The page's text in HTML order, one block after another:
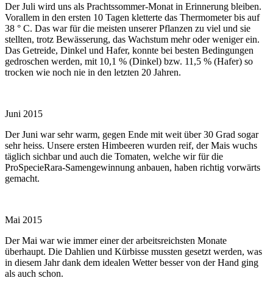
Der Juli wird uns als Prachtssommer-Monat in Erinnerung bleiben.
Vorallem in den ersten 10 Tagen kletterte das Thermometer bis auf
38 ° C. Das war für die meisten unserer Pflanzen zu viel und sie
stellten, trotz Bewässerung, das Wachstum mehr oder weniger ein.
Das Getreide, Dinkel und Hafer, konnte bei besten Bedingungen
gedroschen werden, mit 10,1 % (Dinkel) bzw. 11,5 % (Hafer) so
trocken wie noch nie in den letzten 20 Jahren.
Juni 2015
Der Juni war sehr warm, gegen Ende mit weit über 30 Grad sogar
sehr heiss. Unsere ersten Himbeeren wurden reif, der Mais wuchs
täglich sichbar und auch die Tomaten, welche wir für die
ProSpecieRara-Samengewinnung anbauen, haben richtig vorwärts
gemacht.
Mai 2015
Der Mai war wie immer einer der arbeitsreichsten Monate
überhaupt. Die Dahlien und Kürbisse mussten gesetzt werden, was
in diesem Jahr dank dem idealen Wetter besser von der Hand ging
als auch schon.